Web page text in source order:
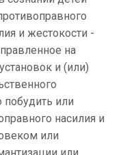
и жестокости -
на
и (или)
или
насилия и
или